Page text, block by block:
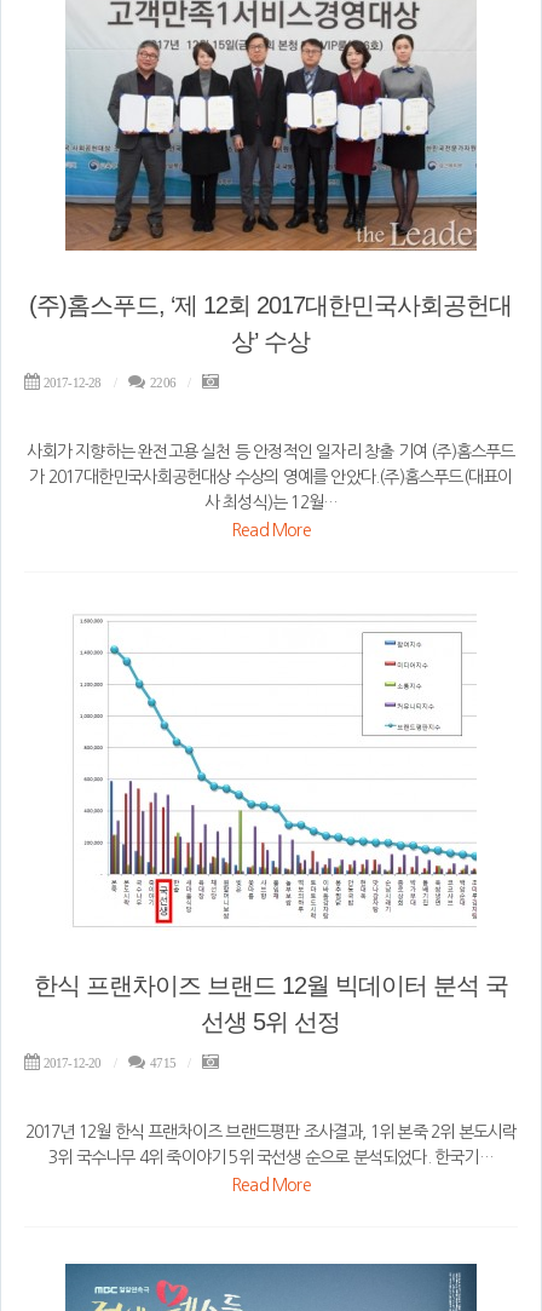
(주)홈스푸드, ‘제 12회 2017대한민국사회공헌대
상’ 수상
2017-12-28 2206
사회가 지향하는 완전고용 실천 등 안정적인 일자리 창출 기여 (주)홈스푸드
가 2017대한민국사회공헌대상 수상의 영예를 안았다.(주)홈스푸드(대표이
사 최성식)는 12월…
Read More
한식 프랜차이즈 브랜드 12월 빅데이터 분석 국
선생 5위 선정
2017-12-20 4715
2017년 12월 한식 프랜차이즈 브랜드평판 조사결과, 1위 본죽 2위 본도시락
3위 국수나무 4위 죽이야기 5위 국선생 순으로 분석되었다. 한국기…
Read More